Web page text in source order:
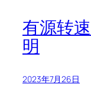
有源转
明
2023年7月26日